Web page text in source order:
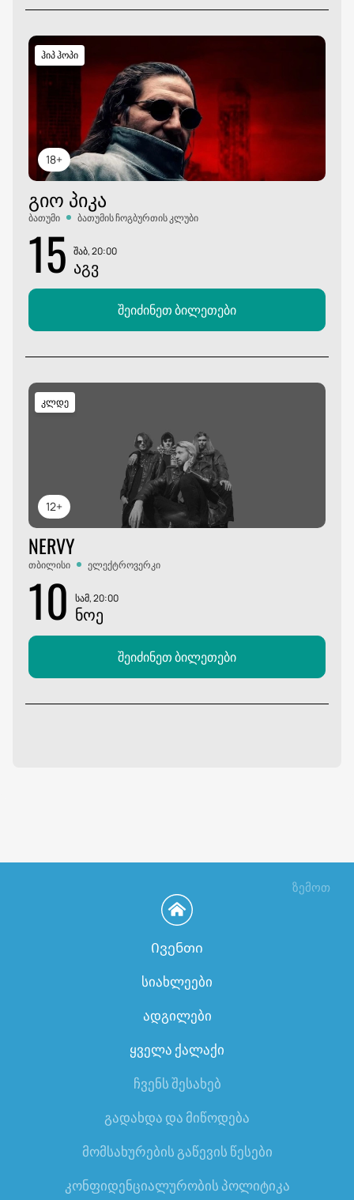
18+
ჰიპ ჰოპი
ᲒᲘᲝ ᲞᲘᲙᲐ
ბათუმი ბათუმის ჩოგბურთის კლუბი
15 შაბ, 20:00
ᲐᲒᲕ
შეიძინეთ ბილეთები
12+
კლდე
NERVY
თბილისი ელექტროვერკი
10 სამ, 20:00
ᲜᲝᲔ
შეიძინეთ ბილეთები
ზემოთ
Ივენთი
სიახლეები
ადგილები
ყველა ქალაქი
ჩვენს შესახებ
გადახდა და მიწოდება
მომსახურების გაწევის წესები
კონფიდენციალურობის პოლიტიკა